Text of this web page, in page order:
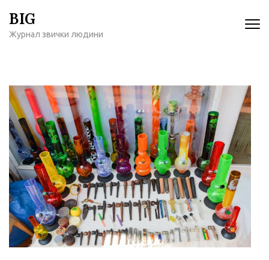
содержимому
BIG
Журнал звички людини